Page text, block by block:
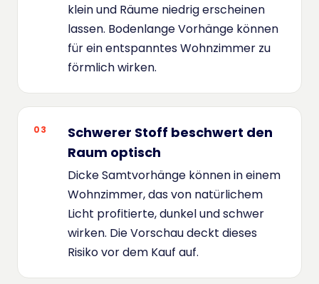
klein und Räume niedrig erscheinen
lassen. Bodenlange Vorhänge können
für ein entspanntes Wohnzimmer zu
förmlich wirken.
03
Schwerer Stoff beschwert den
Raum optisch
Dicke Samtvorhänge können in einem
Wohnzimmer, das von natürlichem
Licht profitierte, dunkel und schwer
wirken. Die Vorschau deckt dieses
Risiko vor dem Kauf auf.